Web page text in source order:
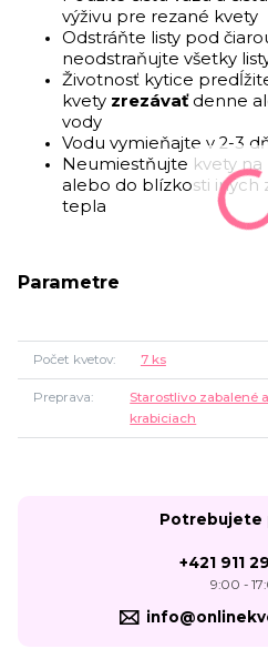
výživu pre rezané kvety
Odstráňte listy pod
neodstraňujte všetky
Životnosť kytice
kvety zrezávaťdenne
vody
Vodu vymieňajte v 2-3
Neumiestňujte kvety
alebo do blízkosti iných
tepla
Parametre
Počet kvetov 7 ks
Preprava
Starostlivo zabalené
krabiciach
Potrebujete
+421 911
9:00 -